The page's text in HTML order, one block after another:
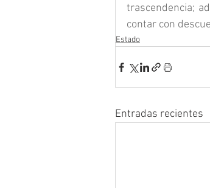
trascendencia;
contar con
Estado
Entradas recientes